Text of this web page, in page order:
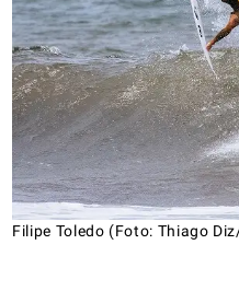
Filipe Toledo (Foto: Thiago